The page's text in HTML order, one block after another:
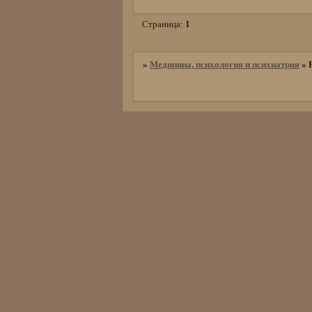
Страница: 1
» Медицина, психология и психиатрия »